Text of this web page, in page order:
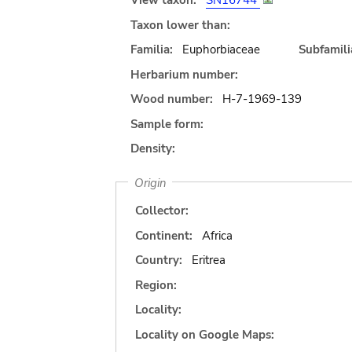
Taxon lower than:
Familia:
Euphorbiaceae
Herbarium number:
Wood number:
H-7-1969-139
Sample form:
Density:
Origin
Collector:
Continent:
Africa
Country:
Eritrea
Region:
Locality:
Locality on Google Maps: